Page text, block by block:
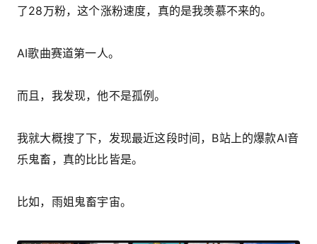
了28万粉，这个涨粉速度，真的是我羡慕不来的。
AI歌曲赛道第一人。
而且，我发现，他不是孤例。
我就大概搜了下，发现最近这段时间，B站上的爆款AI音
乐鬼畜，真的比比皆是。
比如，雨姐鬼畜宇宙。